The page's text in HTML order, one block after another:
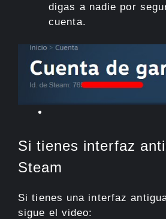
digas a nadie por
cuenta.
Si tienes interfaz
Steam
Si tienes una interfaz
sigue el video: